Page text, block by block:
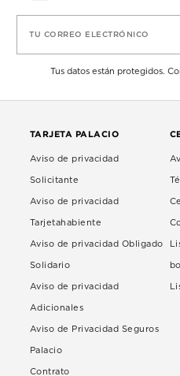
TU CORREO ELECTRÓNICO
Tus datos están protegidos.
TARJETA PALACIO
Aviso de privacidad
Solicitante
Aviso de privacidad
Tarjetahabiente
Aviso de privacidad Obligado
Solidario
Aviso de privacidad
Adicionales
Aviso de Privacidad Seguros
Palacio
Contrato